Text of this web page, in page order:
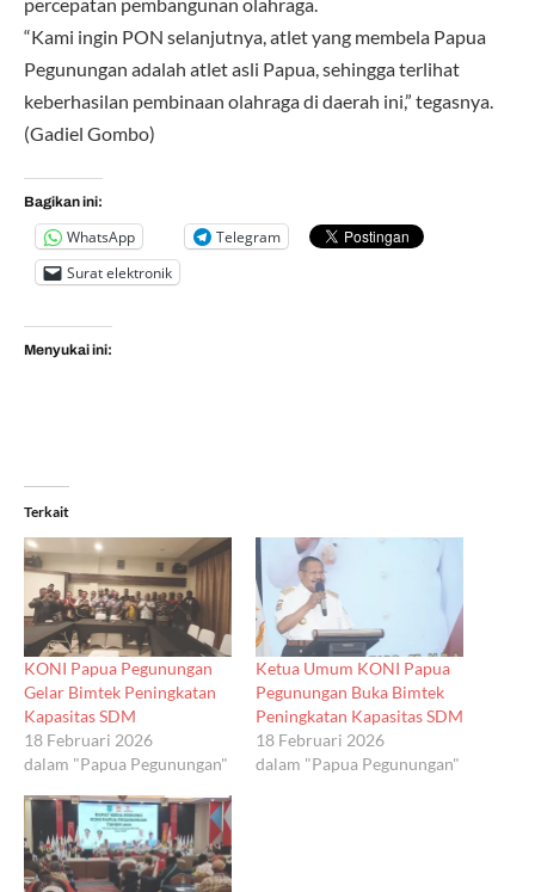
“Kami ingin PON selanjutnya, atlet yang membela Papua
Pegunungan adalah atlet asli Papua, sehingga terlihat
keberhasilan pembinaan olahraga di daerah ini,” tegasnya.
(Gadiel Gombo)
Bagikan ini:
WhatsApp
Telegram
Surat elektronik
Menyukai ini:
Terkait
KONI Papua Pegunungan
Gelar Bimtek Peningkatan
Kapasitas SDM
18 Februari 2026
dalam "Papua Pegunungan"
Ketua Umum KONI Papua
Pegunungan Buka Bimtek
Peningkatan Kapasitas SDM
18 Februari 2026
dalam "Papua Pegunungan"